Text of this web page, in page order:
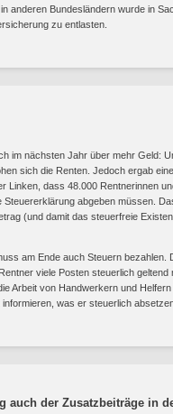
anderen Bundesländern wurde in
zu entlasten.
im nächsten Jahr über mehr Geld:
sich die Renten. Jedoch ergab
Linken, dass 48.000 Rentnerinnen
abgeben müssen.
(und damit das steuerfreie
am Ende auch Steuern bezahlen.
viele Posten steuerlich geltend
Arbeit von Handwerkern und
was er steuerlich
auch der Zusatzbeiträge in